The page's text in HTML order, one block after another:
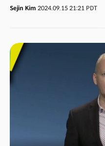
기대되고 있기 때문. 비대면 커뮤니
그에 따른 의료서비스 접근성 하락
대한 논의까지 나온다. 의료진의 수
환자 의료기록 등 민감 데이터로 미
확장하는 추세다. 정부는 규제 완화
[관련기사] 한국은 의료공백인데... 미
전면도입
Sejin Kim 2024.09.15 21:21 PDT